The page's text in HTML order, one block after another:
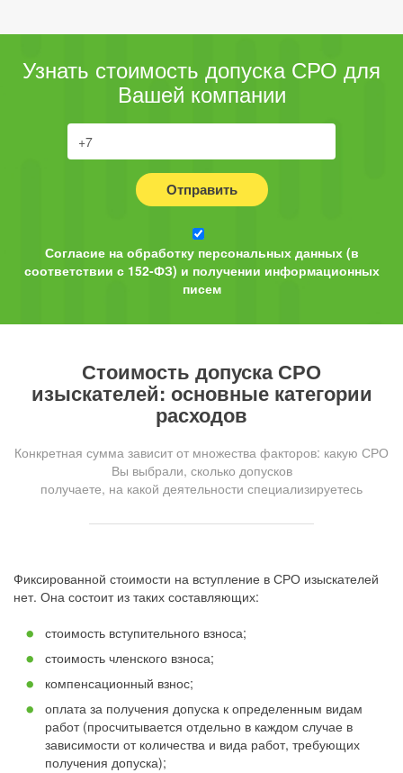
Узнать стоимость допуска СРО для
Вашей компании
Отправить
Согласие на обработку персональных данных (в
соответствии с 152-ФЗ) и получении информационных
писем
Стоимость допуска СРО
изыскателей: основные категории
расходов
Конкретная сумма зависит от множества факторов: какую СРО
Вы выбрали, сколько допусков
получаете, на какой деятельности специализируетесь
Фиксированной стоимости на вступление в СРО изыскателей
нет. Она состоит из таких составляющих:
стоимость вступительного взноса;
стоимость членского взноса;
компенсационный взнос;
оплата за получения допуска к определенным видам
работ (просчитывается отдельно в каждом случае в
зависимости от количества и вида работ, требующих
получения допуска);